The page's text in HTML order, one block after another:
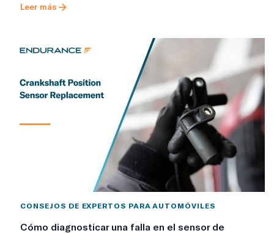
Leer más
CONSEJOS DE EXPERTOS PARA AUTOMÓVILES
Cómo diagnosticar una falla en el sensor de